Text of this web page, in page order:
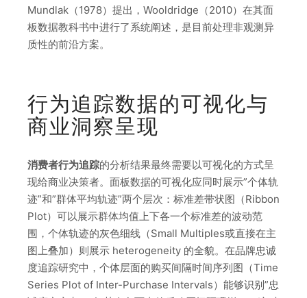
Mundlak（1978）提出，Wooldridge（2010）在其面
板数据教科书中进行了系统阐述，是目前处理非观测异
质性的前沿方案。
行为追踪数据的可视化与
商业洞察呈现
消费者行为追踪的分析结果最终需要以可视化的方式呈
现给商业决策者。面板数据的可视化应同时展示”个体轨
迹”和”群体平均轨迹”两个层次：标准差带状图（Ribbon
Plot）可以展示群体均值上下各一个标准差的波动范
围，个体轨迹的灰色细线（Small Multiples或直接在主
图上叠加）则展示 heterogeneity 的全貌。在品牌忠诚
度追踪研究中，个体层面的购买间隔时间序列图（Time
Series Plot of Inter-Purchase Intervals）能够识别”忠